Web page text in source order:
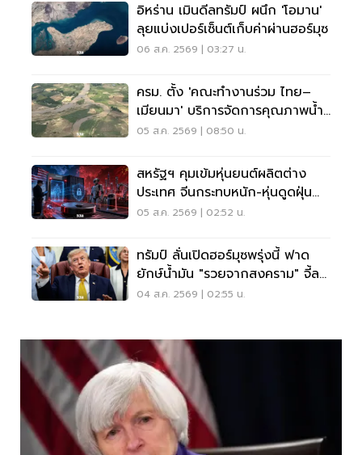
อิหร่าน เมินดีลทรัมป์ ผนึก 'โอมาน'
ลุยแบ่งเปอร์เซ็นต์เก็บค่าผ่านฮอร์มุซ
06 ส.ค. 2569 | 03:27 น.
ครม. ตั้ง 'คณะทำงานร่วม ไทย–
เมียนมา' บริการจัดการคุณภาพน้ำ
ข้ามแดน
05 ส.ค. 2569 | 08:50 น.
สหรัฐฯ คุมเข้มหุ่นยนต์ผลิตต่าง
ประเทศ จีนกระทบหนัก-หุ่นดูดฝุ่น
โดนด้วย
05 ส.ค. 2569 | 02:52 น.
ทรัมป์ ลั่นเปิดฮอร์มุซพรุ่งนี้ ฟาด
ยักษ์น้ำมัน "รวยจากสงคราม" จี้ลด
ราคาด่วน
04 ส.ค. 2569 | 02:55 น.